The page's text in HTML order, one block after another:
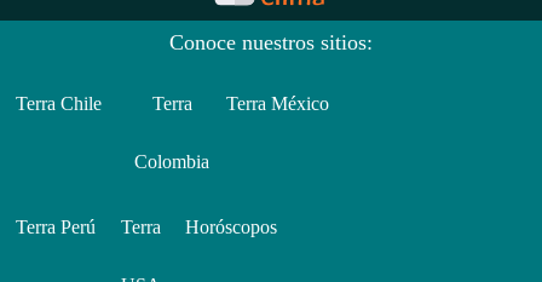
Conoce nuestros sitios:
Terra Chile Terra
Colombia
Terra México
Terra Perú Terra Horóscopos